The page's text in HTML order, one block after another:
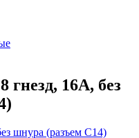
гнезд, 16А, без